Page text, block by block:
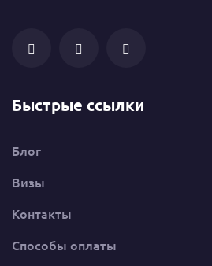
Быстрые ссылки
Блог
Визы
Контакты
Способы оплаты